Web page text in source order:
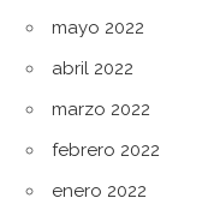
mayo 2022
abril 2022
marzo 2022
febrero 2022
enero 2022